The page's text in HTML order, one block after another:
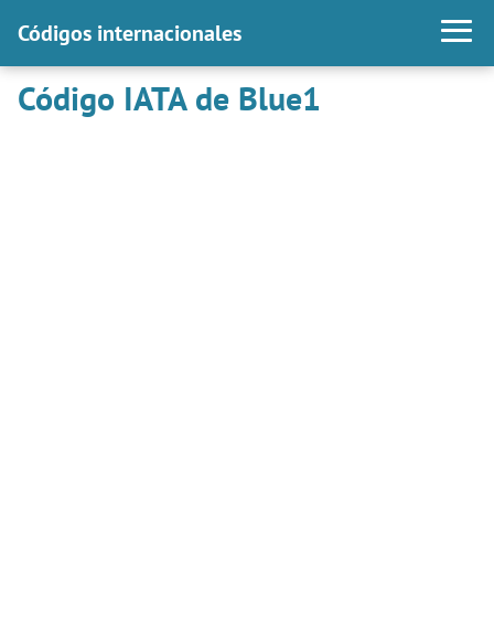
Códigos internacionales
Código IATA de Blue1